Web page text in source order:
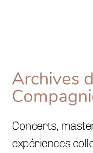
Archives
Concerts,
expériences